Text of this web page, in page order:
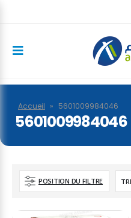
Accueil » 5601009984046
5601009984046
POSITION DU FILTRE